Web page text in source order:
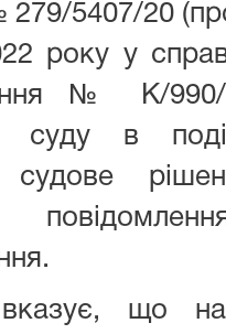
279/5407/20
року у
№ К/990/
суду в
судове
що